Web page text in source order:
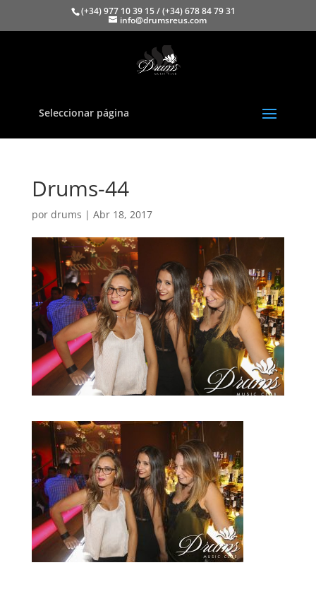
(+34) 977 10 39 15 / (+34) 678 84 79 31
info@drumsreus.com
Seleccionar página
Drums-44
por drums | Abr 18, 2017